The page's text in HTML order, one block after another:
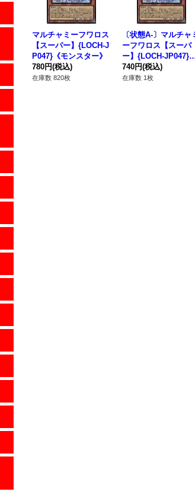
マルチャミーフワロス
【スーパー】{LOCH-J
P047}《モンスター》
780円(税込)
在庫数 820枚
〔状態A-〕マルチャ
ーフワロス【スーパ
ー】{LOCH-JP047}
《モンスター》
740円(税込)
在庫数 1枚